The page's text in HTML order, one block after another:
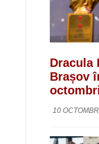
Dracula
Brașov
10